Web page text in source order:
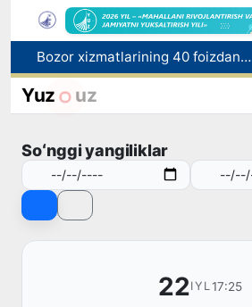
Bozor xizmatlarining 40 foizdan ortig‘i poytaxt hissasiga to‘g‘ri kelmoqda
“Men tanigan O‘zbekiston!”
Adolat, xolislik, rostlik va halollik muhitini yaratishga qaratilgan yangi qonun tafsiloti
O'zbekistonda zilzila sodir bo'ldi
Yuz uz
Soʻnggi yangiliklar
22IYL17:25